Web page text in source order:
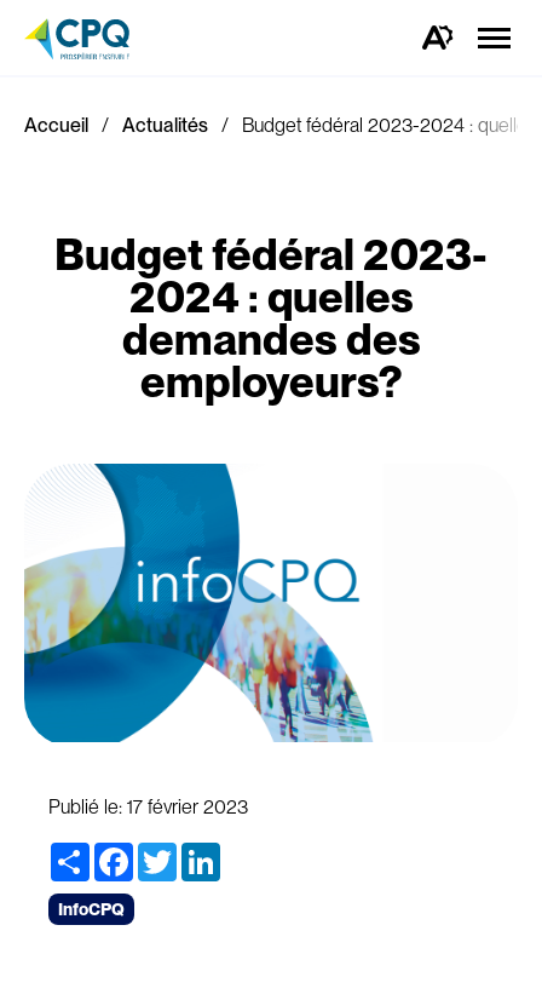
Ouvrez
d'accessibilité.
la
Accueil Actualités Budget fédéral 2023-2024 :
Budget fédéral 2023-
2024 : quelles
demandes des
employeurs?
Publié le: 17 février 2023
Share Facebook
Twitter
InfoCPQ